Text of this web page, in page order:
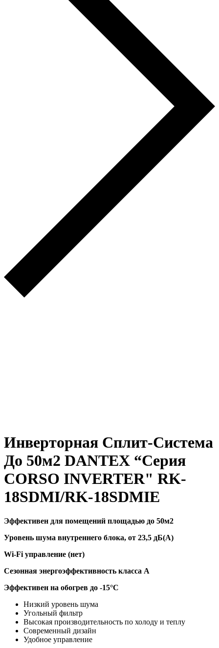
Инверторная Сплит-Система
До 50м2 DANTEX “Серия
CORSO INVERTER" RK-
18SDMI/RK-18SDMIE
Эффективен для помещений площадью до 50м2
Уровень шума внутреннего блока, от 23,5 дБ(А)
Wi-Fi управление (нет)
Сезонная энергоэффективность класса А
Эффективен на обогрев до -15°C
Низкий уровень шума
Угольный фильтр
Высокая производительность по холоду и теплу
Современный дизайн
Удобное управление